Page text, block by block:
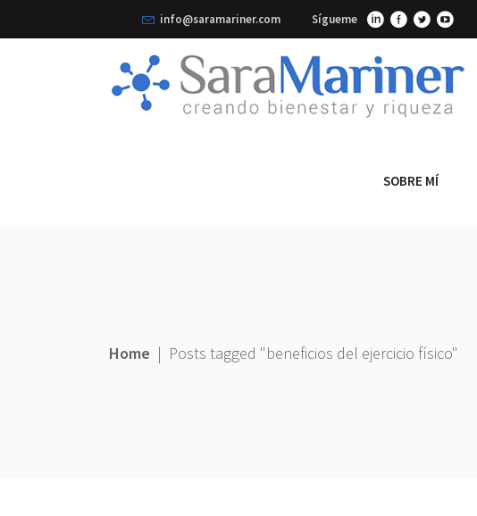
info@saramariner.com Sígueme
SOBRE MÍ
Home | Posts tagged "beneficios del ejercicio físico"